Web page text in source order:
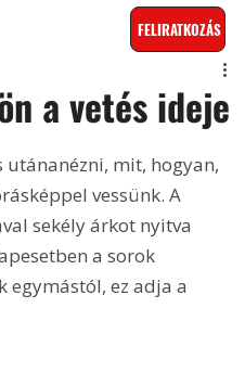
FELIRATKOZÁS
a vetés ideje
mit, hogyan,
vessünk. A
sekély árkot nyitva
a sorok
egymástól, ez adja a